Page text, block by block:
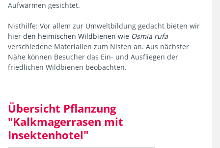
Aufwärmen gesichtet.
Nisthilfe: Vor allem zur Umweltbildung gedacht bieten wir
hier den heimischen Wildbienen wie Osmia rufa
verschiedene Materialien zum Nisten an. Aus nächster
Nähe können Besucher das Ein- und Ausfliegen der
friedlichen Wildbienen beobachten.
Übersicht Pflanzung
"Kalkmagerrasen mit
Insektenhotel"
12
Treffer
Filtern